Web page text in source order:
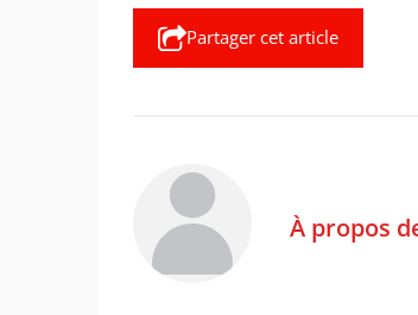
Partager cet article
À propos